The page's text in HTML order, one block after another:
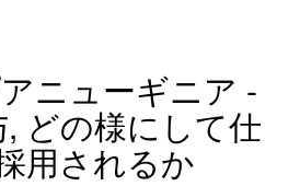
ニューギニア -
どの様にして仕
用されるか